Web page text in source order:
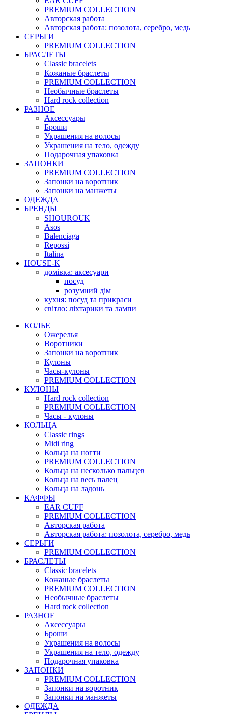
PREMIUM COLLECTION
Авторская работа
Авторская работа: позолота, серебро, медь
СЕРЬГИ
PREMIUM COLLECTION
БРАСЛЕТЫ
Classic bracelets
Кожаные браслеты
PREMIUM COLLECTION
Необычные браслеты
Hard rock collection
РАЗНОЕ
Аксессуары
Броши
Украшения на волосы
Украшения на тело, одежду
Подарочная упаковка
ЗАПОНКИ
PREMIUM COLLECTION
Запонки на воротник
Запонки на манжеты
ОДЕЖДА
БРЕНДЫ
SHOUROUK
Asos
Balenciaga
Repossi
Italina
HOUSE-K
домівка: аксесуари
посуд
розумний дім
кухня: посуд та прикраси
світло: ліхтарики та лампи
КОЛЬЕ
Ожерелья
Воротники
Запонки на воротник
Кулоны
Часы-кулоны
PREMIUM COLLECTION
КУЛОНЫ
Hard rock collection
PREMIUM COLLECTION
Часы - кулоны
КОЛЬЦА
Classic rings
Midi ring
Кольца на ногти
PREMIUM COLLECTION
Кольца на несколько пальцев
Кольца на весь палец
Кольца на ладонь
КАФФЫ
EAR CUFF
PREMIUM COLLECTION
Авторская работа
Авторская работа: позолота, серебро, медь
СЕРЬГИ
PREMIUM COLLECTION
БРАСЛЕТЫ
Classic bracelets
Кожаные браслеты
PREMIUM COLLECTION
Необычные браслеты
Hard rock collection
РАЗНОЕ
Аксессуары
Броши
Украшения на волосы
Украшения на тело, одежду
Подарочная упаковка
ЗАПОНКИ
PREMIUM COLLECTION
Запонки на воротник
Запонки на манжеты
ОДЕЖДА